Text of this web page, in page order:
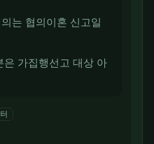
는 협의이혼 신고일
가집행선고 대상 아